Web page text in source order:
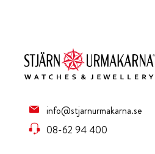
info@stjarnurmakarna.se
08-62 94 400